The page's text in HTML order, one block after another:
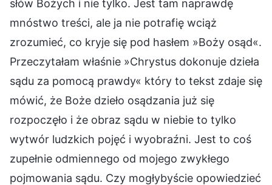
słów Bożych i nie tylko. Jest tam naprawdę
mnóstwo treści, ale ja nie potrafię wciąż
zrozumieć, co kryje się pod hasłem »Boży osąd«.
Przeczytałam właśnie »Chrystus dokonuje dzieła
sądu za pomocą prawdy« który to tekst zdaje się
mówić, że Boże dzieło osądzania już się
rozpoczęło i że obraz sądu w niebie to tylko
wytwór ludzkich pojęć i wyobraźni. Jest to coś
zupełnie odmiennego od mojego zwykłego
pojmowania sądu. Czy mogłybyście opowiedzieć